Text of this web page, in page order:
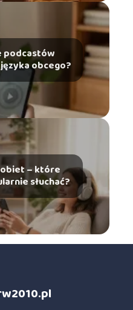
podcastów
obcego?
– które
słuchać?